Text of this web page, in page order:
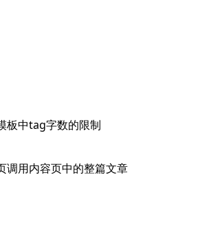
板中tag字数的限制
调用内容页中的整篇文章